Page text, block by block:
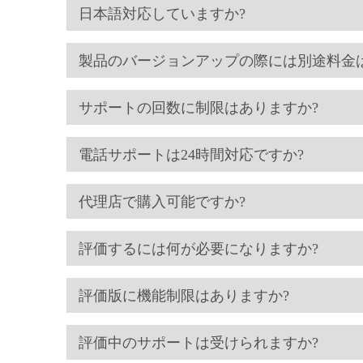
日本語対応していますか?
製品のバージョンアップの際には別途料金
サポートの回数に制限はありますか?
電話サポートは24時間対応ですか?
代理店で購入可能ですか?
評価するには何が必要になりますか?
評価版に機能制限はありますか?
評価中のサポートは受けられますか?